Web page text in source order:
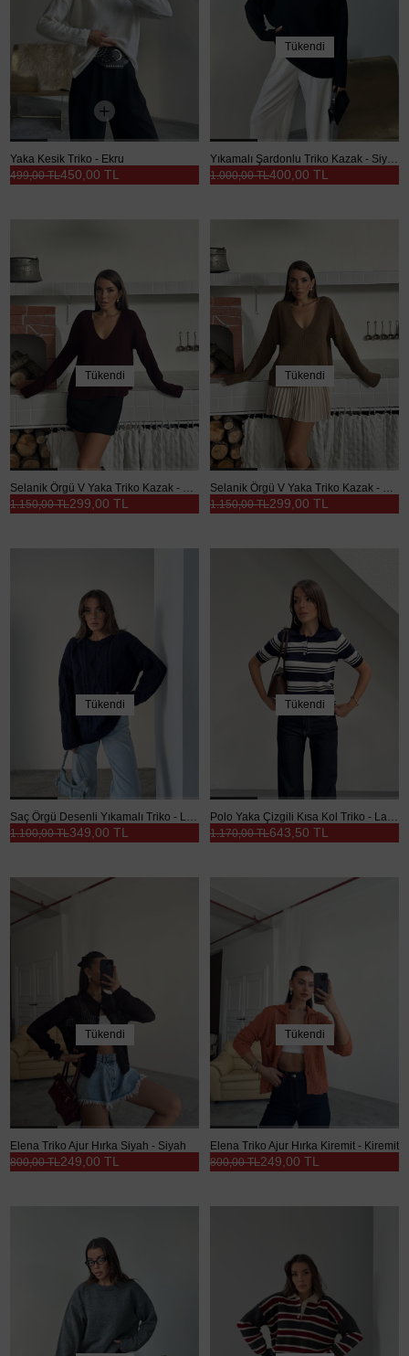
Yaka Kesik Triko - Ekru
450,00 TL
499,00 TL
Tükendi
400,00 TL
1.000,00 TL
Tükendi
Selanik Örgü V Yaka Triko Kazak - Bordo
299,00 TL
1.150,00 TL
Tükendi
Selanik Örgü V Yaka Triko Kazak - Kahve
299,00 TL
1.150,00 TL
Tükendi
Saç Örgü Desenli Yıkamalı Triko - Lacivert
349,00 TL
1.100,00 TL
Tükendi
Polo Yaka Çizgili Kısa Kol Triko - Lacivert-Beyaz
643,50 TL
1.170,00 TL
Tükendi
Elena Triko Ajur Hırka Siyah - Siyah
249,00 TL
800,00 TL
Tükendi
Elena Triko Ajur Hırka Kiremit - Kiremit
249,00 TL
800,00 TL